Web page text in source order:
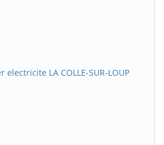
LA COLLE-SUR-LOUP